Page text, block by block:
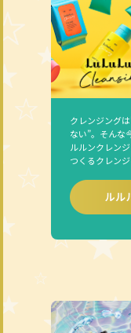
クレンジング
ない”。そんな
ルルンクレン
つくるクレンジ